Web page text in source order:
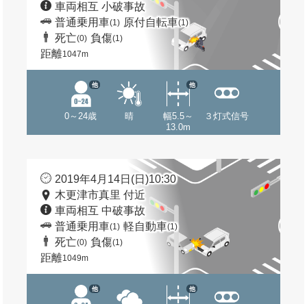
車両相互 小破事故
普通乗用車(1) 原付自転車(1)
死亡(0) 負傷(1)
距離1047m
0～24歳
他
晴
幅5.5～
13.0m
他
３灯式信号
2019年4月14日(日)10:30
木更津市真里 付近
車両相互 中破事故
普通乗用車(1) 軽自動車(1)
死亡(0) 負傷(1)
距離1049m
他 他